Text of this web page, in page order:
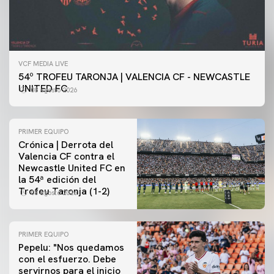
VCF MEDIA LIVE
54º TROFEU TARONJA | VALENCIA CF - NEWCASTLE
UNITED FC
08 agosto 2026
PRIMER EQUIPO
Crónica | Derrota del
Valencia CF contra el
Newcastle United FC en
la 54ª edición del
Trofeu Taronja (1-2)
08 agosto 2026
PRIMER EQUIPO
Pepelu: "Nos quedamos
con el esfuerzo. Debe
servirnos para el inicio